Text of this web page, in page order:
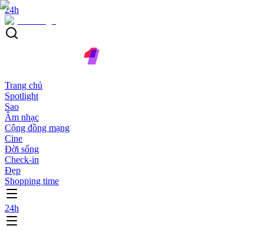
24h
Trang chủ
Spotlight
Sao
Âm nhạc
Cộng đồng mạng
Cine
Đời sống
Check-in
Đẹp
Shopping time
24h